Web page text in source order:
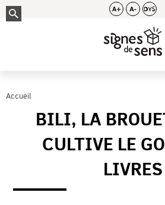
Accueil
BILI, LA
CULTIVE LE
LIVRES